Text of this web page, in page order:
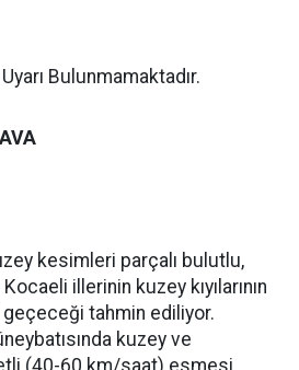
Bulunmamaktadır.
kesimleri parçalı bulutlu,
illerinin kuzey kıyılarının
geçeceği tahmin ediliyor.
kuzey ve
(40-60 km/saat) esmesi